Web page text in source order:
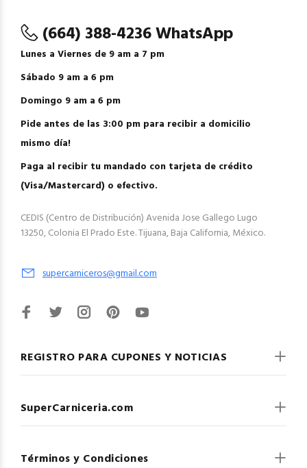
(664) 388-4236 WhatsApp
Lunes a Viernes de 9 am a 7 pm
Sábado 9 am a 6 pm
Domingo 9 am a 6 pm
Pide antes de las 3:00 pm para recibir a domicilio
mismo día!
Paga al recibir tu mandado con tarjeta de crédito
(Visa/Mastercard) o efectivo.
CEDIS (Centro de Distribución) Avenida Jose Gallego Lugo
13250, Colonia El Prado Este. Tijuana, Baja California, México.
supercarniceros@gmail.com
REGISTRO PARA CUPONES Y NOTICIAS
SuperCarniceria.com
Términos y Condiciones